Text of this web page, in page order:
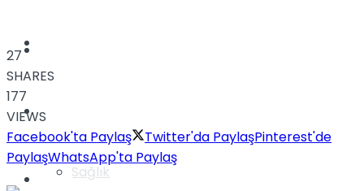
Sağlık
Türkiye
Müzik
27
SHARES
177
VIEWS
Facebook'ta Paylaş
Twitter'da PaylaşPinterest'de
PaylaşWhatsApp'ta Paylaş